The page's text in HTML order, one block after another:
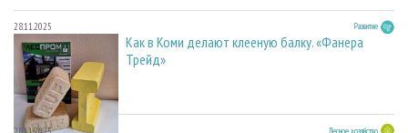
28.11.2025 Развитие
Как в Коми делают клееную балку. «Фанера
Трейд»
Лесное хозяйство